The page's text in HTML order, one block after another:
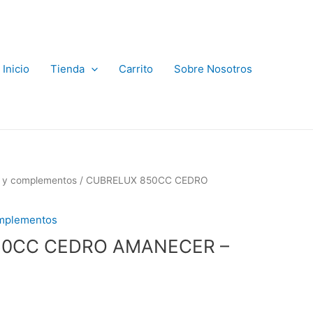
Inicio Tienda Carrito Sobre Nosotros
y complementos / CUBRELUX 850CC CEDRO
CEDRO AMANECER –